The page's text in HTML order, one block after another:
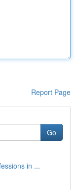
Report Page
Go
in ...